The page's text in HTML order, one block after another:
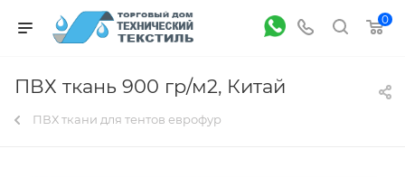
0
ПВХ ткань 900 гр/м2, Китай
ПВХ ткани для тентов еврофур